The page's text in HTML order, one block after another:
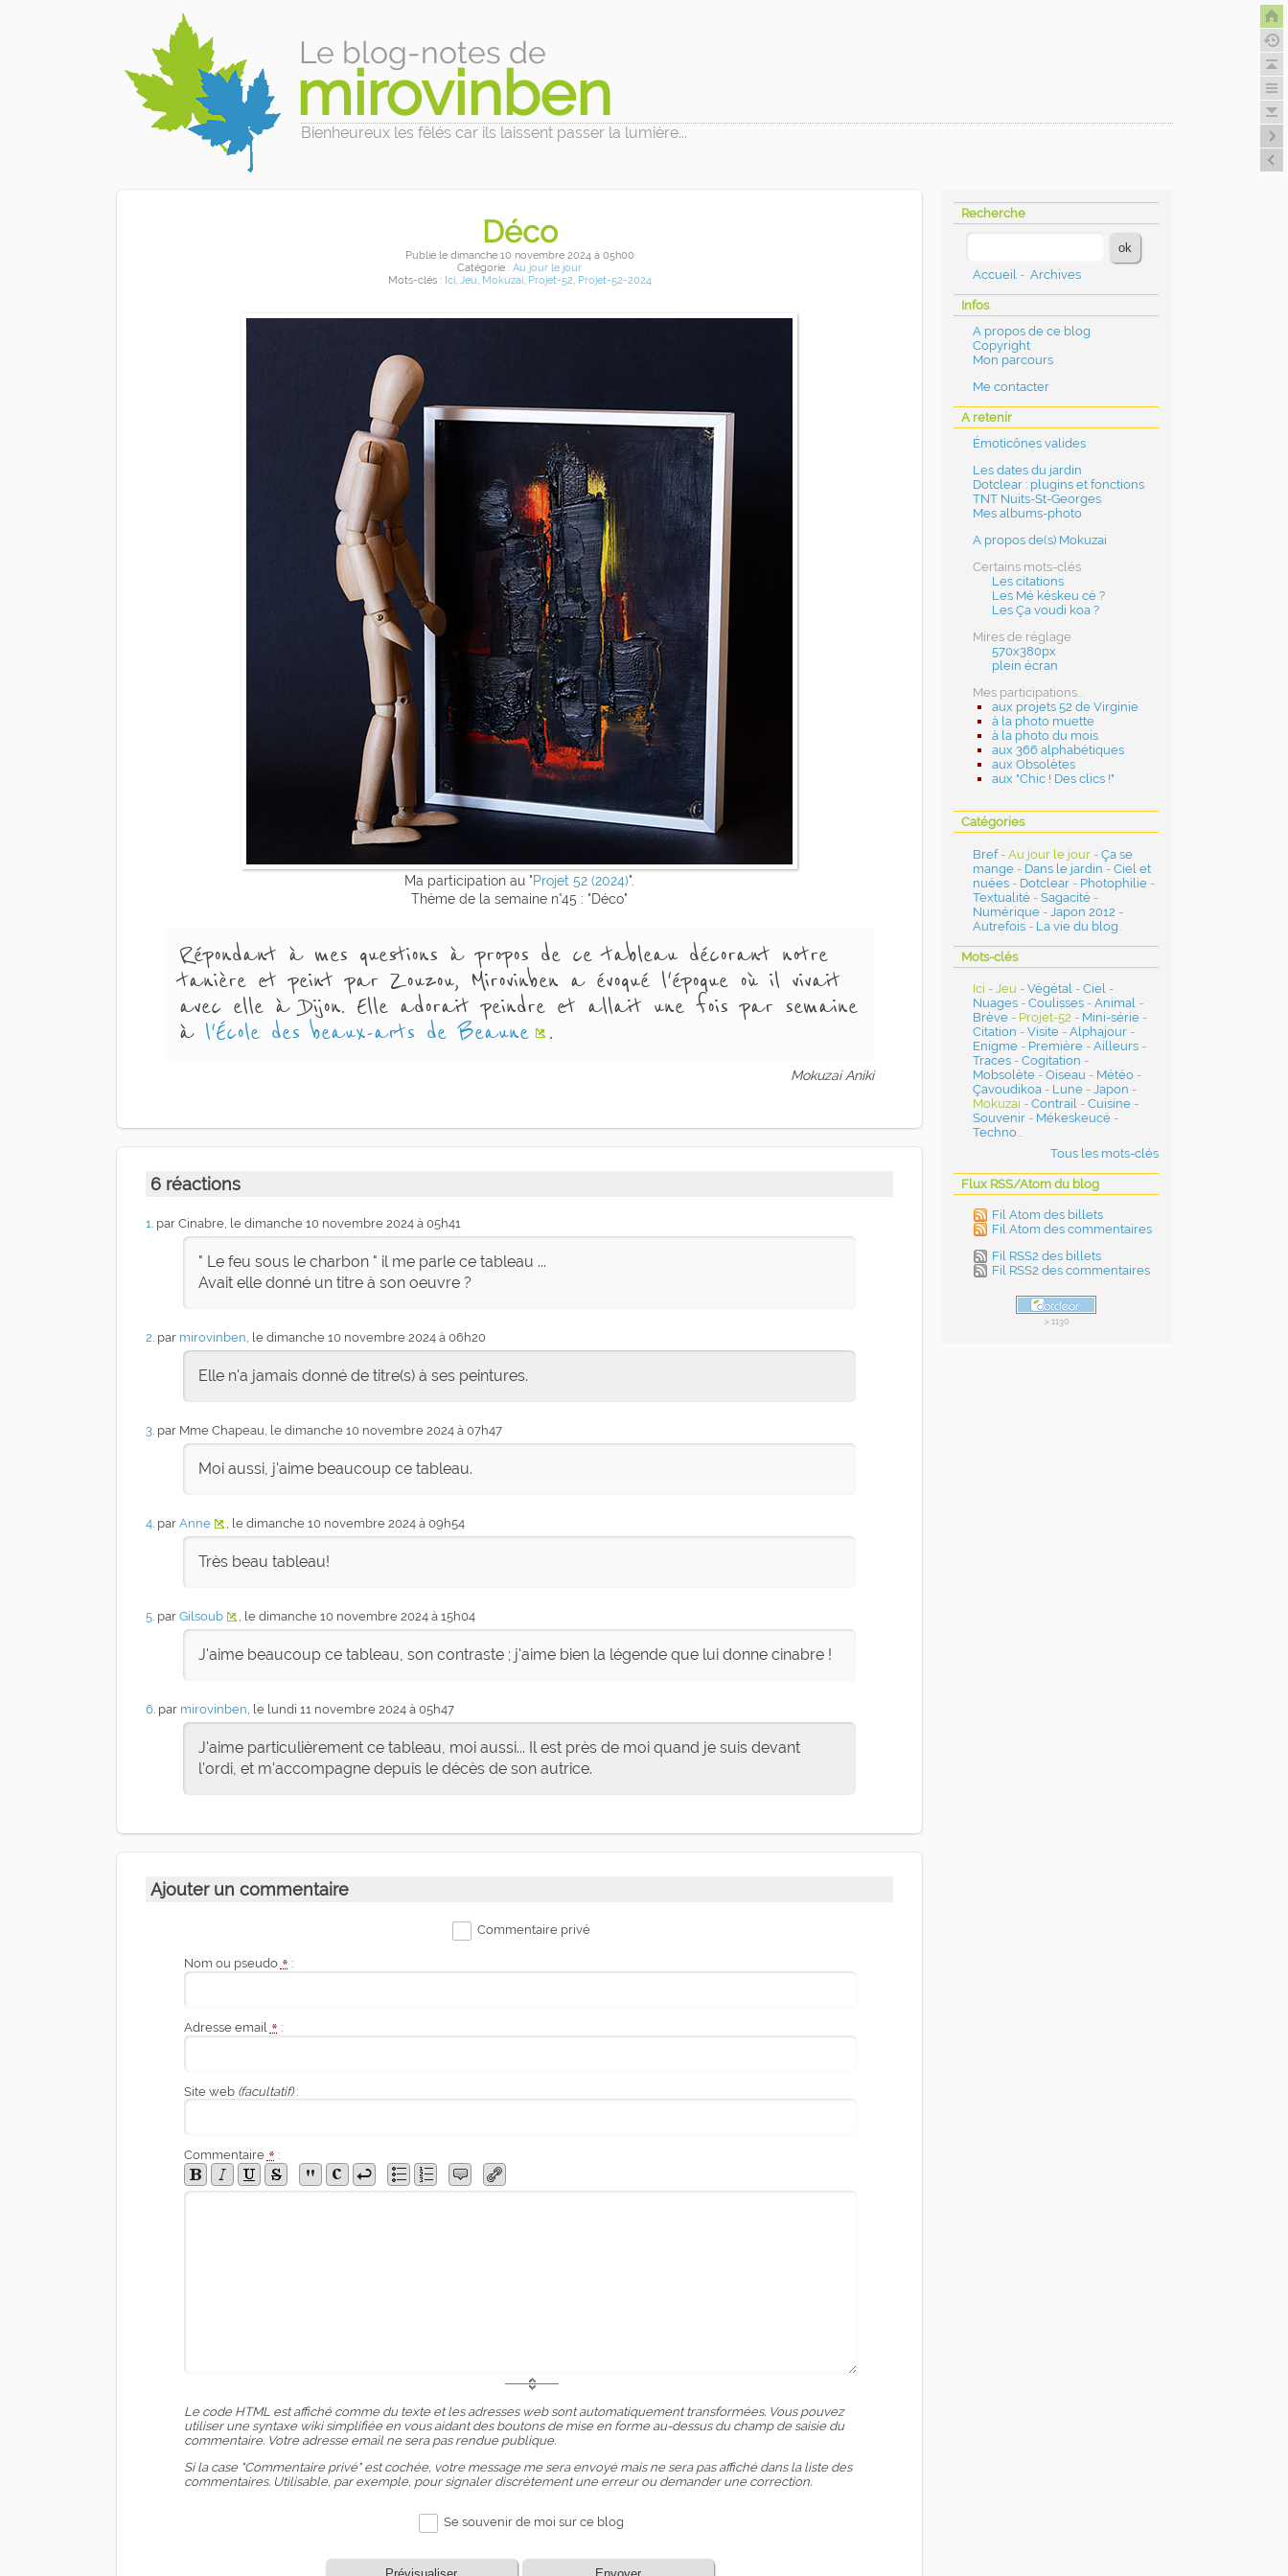
Le blog-notes de
mirovinben
Bienheureux les fêlés car ils laissent passer la lumière...
Déco
Publié le dimanche 10 novembre 2024à 05h00
Catégorie : Au jour le jour
Mots-clés : Ici, Jeu, Mokuzai, Projet-52, Projet-52-2024
Ma participation au "Projet 52 (2024)".
Thème de la semaine n°45 : "Déco"
Répondant à mes questions à propos de ce tableau décorant notre
tanière et peint par Zouzou, Mirovinben a évoqué l'époque où il vivait
avec elle à Dijon. Elle adorait peindre et allait une fois par semaine
à l'École des beaux-arts de Beaune .
Mokuzai Aniki
6 réactions
1 . par Cinabre, le dimanche 10 novembre 2024 à 05h41
" Le feu sous le charbon " il me parle ce tableau ...
Avait elle donné un titre à son oeuvre ?
2 . par mirovinben , le dimanche 10 novembre 2024 à 06h20
Elle n'a jamais donné de titre(s) à ses peintures.
3 . par Mme Chapeau, le dimanche 10 novembre 2024 à 07h47
Moi aussi, j'aime beaucoup ce tableau.
4 . par Anne , le dimanche 10 novembre 2024 à 09h54
Très beau tableau!
5 . par Gilsoub , le dimanche 10 novembre 2024 à 15h04
J'aime beaucoup ce tableau, son contraste ; j'aime bien la légende que lui donne cinabre !
6 . par mirovinben , le lundi 11 novembre 2024 à 05h47
J'aime particulièrement ce tableau, moi aussi... Il est près de moi quand je suis devant
l'ordi, et m'accompagne depuis le décès de son autrice.
Ajouter un commentaire
Commentaire privé
Nom ou pseudo * :
Adresse email * :
Site web (facultatif):
Commentaire * :
Le code HTML est affiché comme du texte et les adresses web sont automatiquement transformées. Vous pouvez
utiliser une syntaxe wiki simplifiée en vous aidant des boutons de mise en forme au-dessus du champ de saisie du
commentaire. Votre adresse email ne sera pas rendue publique.
Si la case "Commentaire privé" est cochée, votre message me sera envoyé mais ne sera pas affiché dans la liste des
commentaires. Utilisable, par exemple, pour signaler discrètement une erreur ou demander une correction.
Se souvenir de moi sur ce blog
Recherche
Accueil - Archives
Infos
A propos de ce blog
Copyright
Mon parcours
Me contacter
A retenir
Émoticônes valides
Les dates du jardin
Dotclear : plugins et fonctions
TNT Nuits-St-Georges
Mes albums-photo
A propos de(s) Mokuzai
Certains mots-clés
Les citations
Les Mé késkeu cé ?
Les Ça voudi koa ?
Mires de réglage
570x380px
plein écran
Mes participations...
aux projets 52 de Virginie
à la photo muette
à la photo du mois
aux 366 alphabétiques
aux Obsolètes
aux "Chic ! Des clics !"
Catégories
Bref- Au jour le jour - Ça se
mange - Dans le jardin - Ciel et
nuées - Dotclear - Photophilie -
Textualité - Sagacité -
Numérique - Japon 2012 -
Autrefois - La vie du blog
Mots-clés
Ici - Jeu - Végétal - Ciel -
Nuages - Coulisses - Animal -
Brève - Projet-52 - Mini-série -
Citation - Visite - Alphajour -
Enigme - Première - Ailleurs -
Traces - Cogitation -
Mobsolète - Oiseau - Météo -
Çavoudikoa - Lune - Japon -
Mokuzai - Contrail - Cuisine -
Souvenir - Mékeskeucé -
Techno...
Tous les mots-clés
Flux RSS/Atom du blog
Fil Atom des billets
Fil Atom des commentaires
Fil RSS2 des billets
Fil RSS2 des commentaires